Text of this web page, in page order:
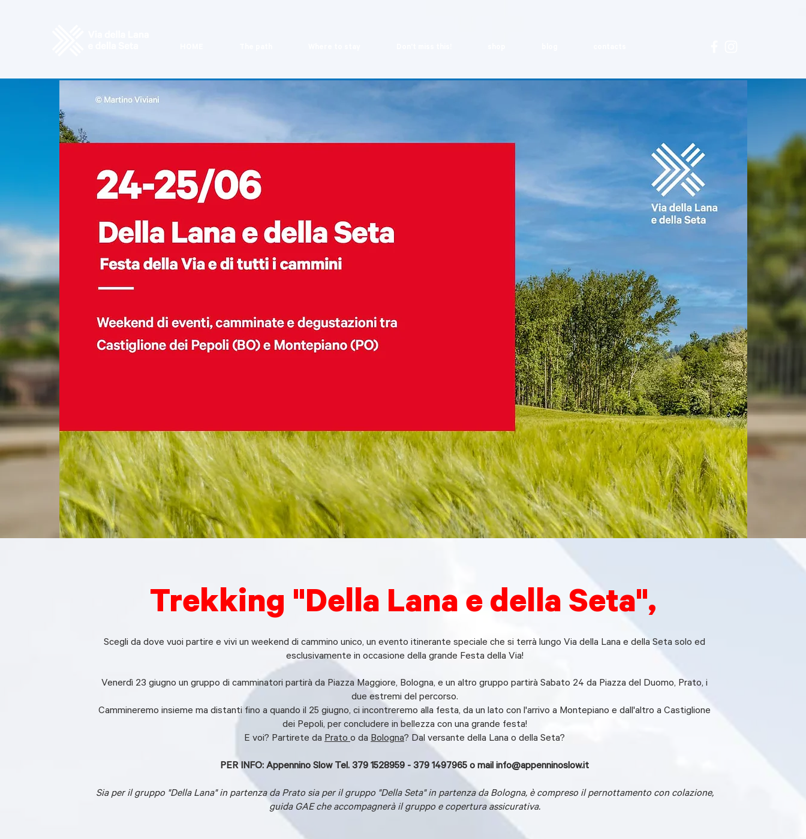
Trekking "Della Lana e della Seta",
Scegli da dove vuoi partire e vivi un weekend di cammino unico, un evento itinerante speciale che si terrà lungo Via della Lana e della Seta solo ed
esclusivamente in occasione della grande Festa della Via!
Venerdì 23 giugno un gruppo di camminatori partirà da Piazza Maggiore, Bologna, e un altro gruppo partirà Sabato 24 da Piazza del Duomo, Prato, i
due estremi del percorso.
Cammineremo insieme ma distanti fino a quando il 25 giugno, ci incontreremo alla festa, da un lato con l'arrivo a Montepiano e dall'altro a Castiglione
dei Pepoli, per concludere in bellezza con una grande festa!
E voi? Partirete da Pratoo da Bologna? Dal versante della Lana o della Seta?
PER INFO: Appennino Slow Tel. 379 1528959 - 379 1497965 o mail info@appenninoslow.it
Sia per il gruppo "Della Lana" in partenza da Prato sia per il gruppo "Della Seta" in partenza da Bologna, è compreso il pernottamento con colazione,
guida GAE che accompagnerà il gruppo e copertura assicurativa.